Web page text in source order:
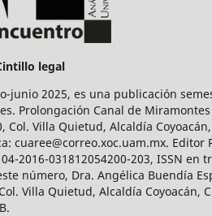
legal
junio 2025, es una publicación
Prolongación Canal de Miramontes
Villa Quietud, Alcaldía
Editor
2016-031812054200-203, ISSN
número, Dra. Angélica Buendía
Villa Quietud, Alcaldía Coyoacán,